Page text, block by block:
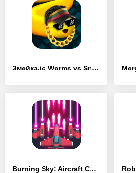
Змейка.io Worms vs Snake Zone - [MOD Бесконечные деньги]
Burning Sky: Aircraft Combat - [MOD Бесконечные деньги]